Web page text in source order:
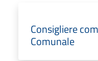
Consigliere
Comunale